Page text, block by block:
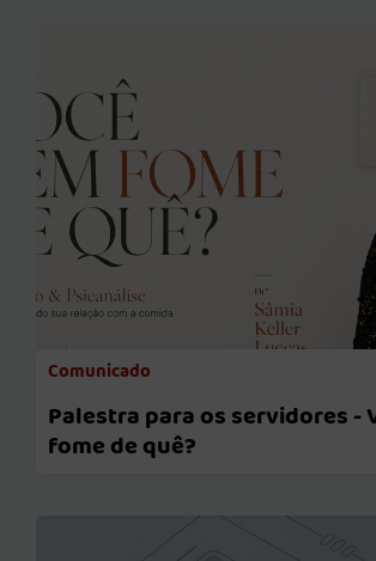
Comunicado
Palestra para os servidores -
fome de quê?